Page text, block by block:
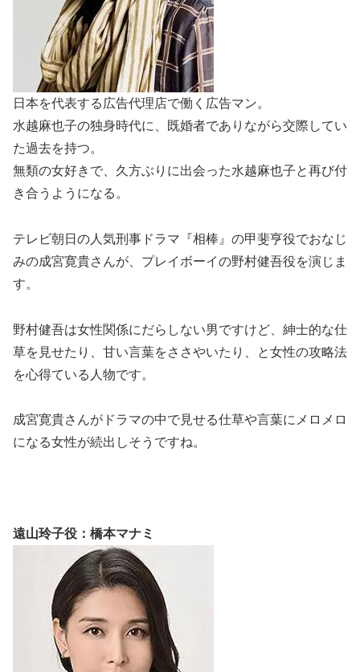
日本を代表する広告代理店で働く広告マン。
水越麻也子の独身時代に、既婚者でありながら交際してい
た過去を持つ。
無類の女好きで、久方ぶりに出会った水越麻也子と再び付
き合うようになる。
テレビ朝日の人気刑事ドラマ『相棒』の甲斐亨役でおなじ
みの成宮寛貴さんが、プレイボーイの野村健吾役を演じま
す。
野村健吾は女性関係にだらしない男ですけど、紳士的な仕
草を見せたり、甘い言葉をささやいたり、と女性の攻略法
を心得ている人物です。
成宮寛貴さんがドラマの中で見せる仕草や言葉にメロメロ
になる女性が続出しそうですね。
遠山玲子役：橋本マナミ